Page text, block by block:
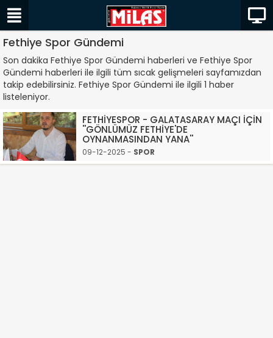
Fethiye Spor Gündemi
Son dakika Fethiye Spor Gündemi haberleri ve Fethiye Spor
Gündemi haberleri ile ilgili tüm sıcak gelişmeleri sayfamızdan
takip edebilirsiniz. Fethiye Spor Gündemi ile ilgili 1 haber
listeleniyor.
FETHİYESPOR - GALATASARAY MAÇI İÇİN
''GÖNLÜMÜZ FETHİYE'DE
OYNANMASINDAN YANA''
09-12-2025 - SPOR